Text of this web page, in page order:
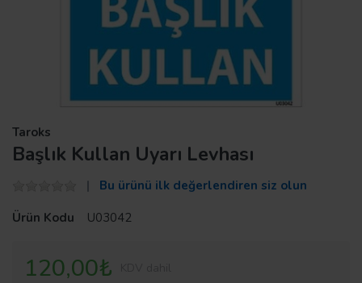
Taroks
Başlık Kullan Uyarı Levhası
Bu ürünü ilk değerlendiren siz olun
Ürün Kodu
U03042
120,00₺